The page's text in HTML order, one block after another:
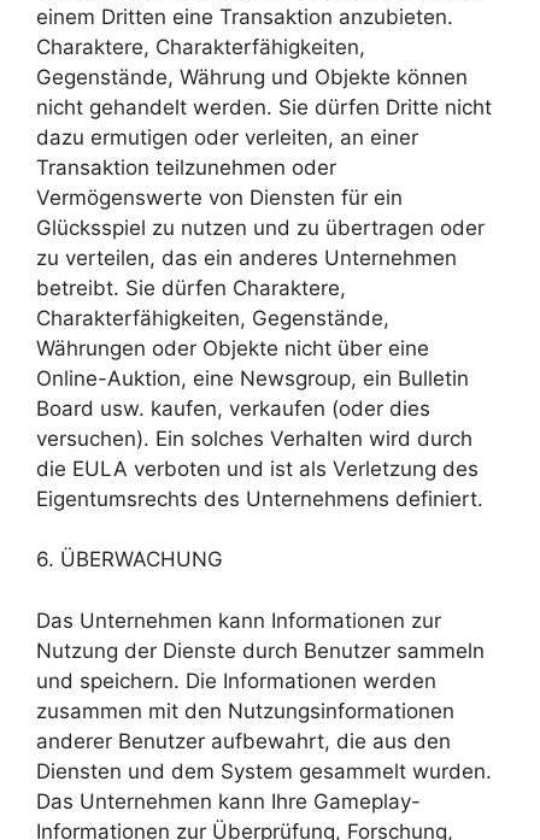
einem Dritten eine Transaktion anzubieten.
Charaktere, Charakterfähigkeiten,
Gegenstände, Währung und Objekte können
nicht gehandelt werden. Sie dürfen Dritte nicht
dazu ermutigen oder verleiten, an einer
Transaktion teilzunehmen oder
Vermögenswerte von Diensten für ein
Glücksspiel zu nutzen und zu übertragen oder
zu verteilen, das ein anderes Unternehmen
betreibt. Sie dürfen Charaktere,
Charakterfähigkeiten, Gegenstände,
Währungen oder Objekte nicht über eine
Online-Auktion, eine Newsgroup, ein Bulletin
Board usw. kaufen, verkaufen (oder dies
versuchen). Ein solches Verhalten wird durch
die EULA verboten und ist als Verletzung des
Eigentumsrechts des Unternehmens definiert.
6. ÜBERWACHUNG
Das Unternehmen kann Informationen zur
Nutzung der Dienste durch Benutzer sammeln
und speichern. Die Informationen werden
zusammen mit den Nutzungsinformationen
anderer Benutzer aufbewahrt, die aus den
Diensten und dem System gesammelt wurden.
Das Unternehmen kann Ihre Gameplay-
Informationen zur Überprüfung, Forschung,